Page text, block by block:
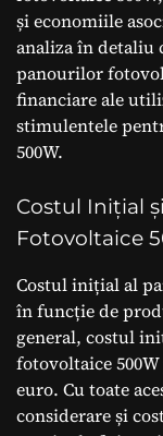
și economiile
analiza în detaliu
panourilor
financiare ale
stimulentele
500W.
Costul Inițial
Fotovoltaice
Costul inițial al
în funcție de
general, costul
fotovoltaice
euro. Cu toate
considerare și